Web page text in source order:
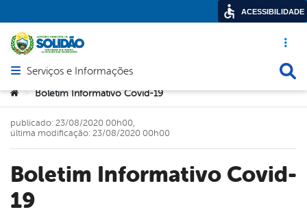
Acesso
Abrir menu principal de navegação
Serviços e Informações
Você está aqui:
> Boletim Informativo Covid-19
Boletim Informativo Covid-
19
publicado: 23/08/2020 00h00,
última modificação: 23/08/2020 00h00
ACESSIBILIDADE